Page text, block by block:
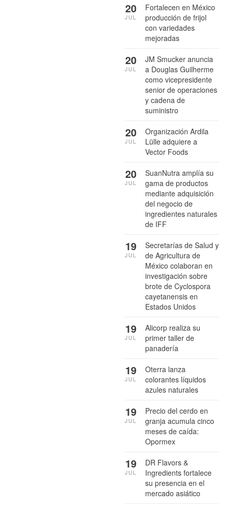
Fortalecen en México
producción de frijol
con variedades
mejoradas
20
JUL
JM Smucker anuncia
a Douglas Guilherme
como vicepresidente
senior de operaciones
y cadena de
suministro
20
JUL
Organización Ardila
Lülle adquiere a
Vector Foods
20
JUL
SuanNutra amplía su
gama de productos
mediante adquisición
del negocio de
ingredientes naturales
de IFF
20
JUL
Secretarías de Salud y
de Agricultura de
México colaboran en
investigación sobre
brote de Cyclospora
cayetanensis en
Estados Unidos
19
JUL
Alicorp realiza su
primer taller de
panadería
19
JUL
Oterra lanza
colorantes líquidos
azules naturales
19
JUL
Precio del cerdo en
granja acumula cinco
meses de caída:
Opormex
19
JUL
DR Flavors &
Ingredients fortalece
su presencia en el
mercado asiático
19
JUL